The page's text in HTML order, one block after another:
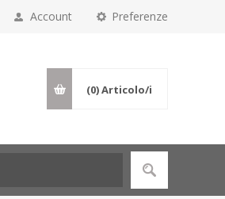
Preferenze
Account
(0)Articolo/i